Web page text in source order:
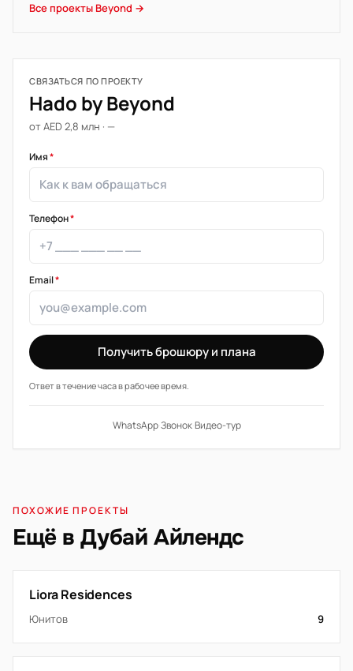
Все проекты Beyond →
СВЯЗАТЬСЯ ПО ПРОЕКТУ
Hado by Beyond
от AED 2,8 млн · —
Имя*
Телефон*
Email*
Получить брошюру и плана
Ответ в течение часа в рабочее время.
WhatsApp·Звонок·Видео-тур
ПОХОЖИЕ ПРОЕКТЫ
Ещё в Дубай Айлендс
Liora Residences
Юнитов 9